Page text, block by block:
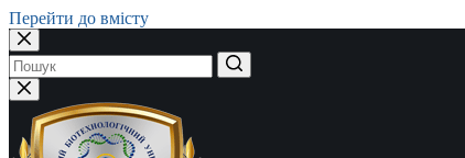
Перейти до вмісту
Немає
результатів